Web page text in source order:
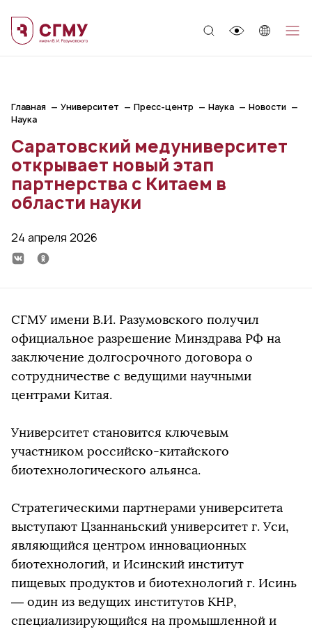
Главная Университет Пресс-центр Наука
Новости
Наука
Саратовский медуниверситет
открывает новый этап
партнерства с Китаем в
области науки
24 апреля 2026
СГМУ имени В.И. Разумовского получил
официальное разрешение Минздрава РФ на
заключение долгосрочного договора о
сотрудничестве с ведущими научными
центрами Китая.
Университет становится ключевым
участником российско-китайского
биотехнологического альянса.
Стратегическими партнерами университета
выступают Цзаннаньский университет г. Уси,
являющийся центром инновационных
биотехнологий, и Исинский институт
пищевых продуктов и биотехнологий г. Исинь
— один из ведущих институтов КНР,
специализирующийся на промышленной и